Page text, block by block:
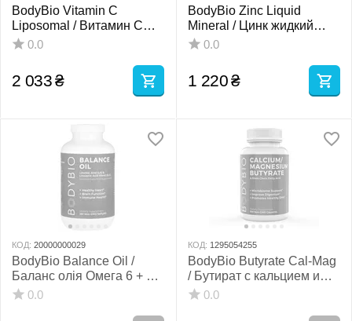
BodyBio Vitamin C
Liposomal / Витамин С
липосомальный 60
0.0
2 033₴
BodyBio Zinc Liquid
Mineral / Цинк жидкий
минерал 60 мл
0.0
1 220₴
КОД: 20000000029
BodyBio Balance Oil /
Баланс олія Омега 6 + 3
180 капсул
0.0
КОД: 1295054255
BodyBio Butyrate Cal-Mag
/ Бутират с кальцием и
магнием 100 капс
0.0